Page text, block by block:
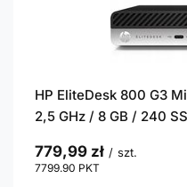
HP EliteDesk 800 G3
2,5 GHz / 8 GB / 240
779,99 zł / szt.
7799.90 PKT